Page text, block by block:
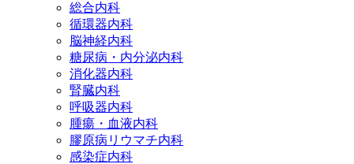
総合内科
循環器内科
脳神経内科
糖尿病・内分泌内科
消化器内科
腎臓内科
呼吸器内科
腫瘍・血液内科
膠原病リウマチ内科
感染症内科